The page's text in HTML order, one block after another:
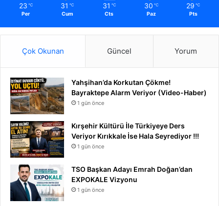
23 ℃
Per
31 ℃
Cum
31 ℃
Cts
30 ℃
Paz
29 ℃
Pts
Çok Okunan Güncel Yorum
Yahşihan’da Korkutan Çökme!
Bayraktepe Alarm Veriyor (Video-Haber)
1 gün önce
Kırşehir Kültürü İle Türkiyeye Ders
Veriyor Kırıkkale İse Hala Seyrediyor !!!
1 gün önce
TSO Başkan Adayı Emrah Doğan’dan
EXPOKALE Vizyonu
1 gün önce